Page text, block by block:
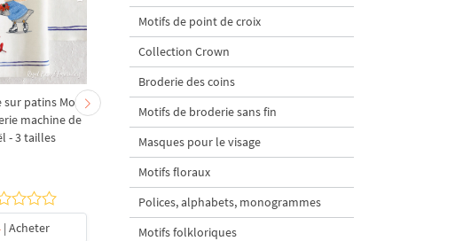
sur patins Motif
machine de
- 3 tailles
| Acheter
Motif de broderie
machine de Noël "petit
lapin chantant" - 4 tailles
$4| Acheter
Motifs de point de croix
Collection Crown
Broderie des coins
Motifs de broderie sans fin
Masques pour le visage
Motifs floraux
Polices, alphabets, monogrammes
Motifs folkloriques